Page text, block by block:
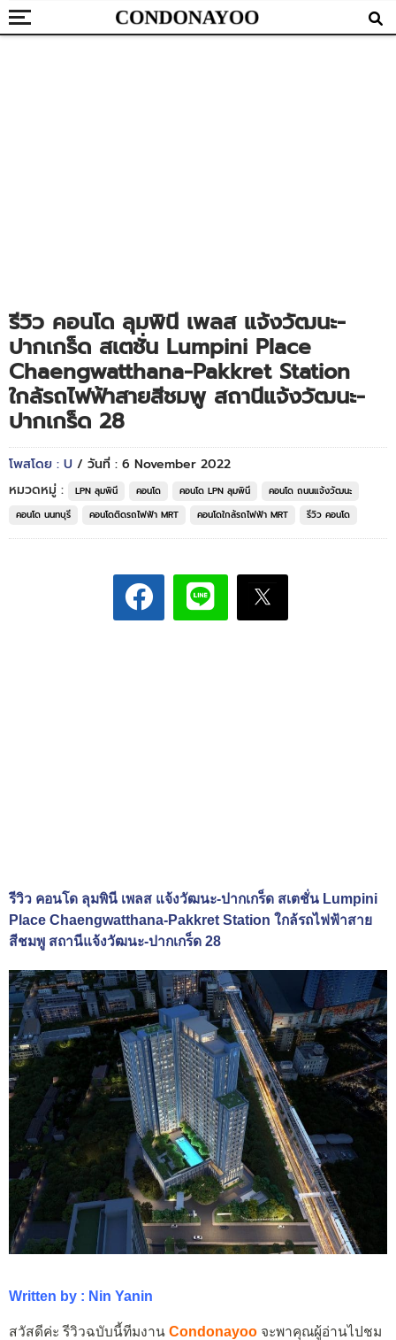
รีวิว คอนโด ลุมพินี เพลส แจ้งวัฒนะ-
ปากเกร็ด สเตชั่น Lumpini Place
Chaengwatthana-Pakkret Station
ใกล้รถไฟฟ้าสายสีชมพู สถานีแจ้งวัฒนะ-
ปากเกร็ด 28
โพสโดย : U / วันที่ : 6 November 2022
หมวดหมู่ :
LPN ลุมพินี คอนโด คอนโด LPN ลุมพินี
คอนโด ถนนแจ้งวัฒนะ
คอนโด นนทบุรี
คอนโดติดรถไฟฟ้า MRT คอนโดใกล้รถไฟฟ้า MRT รีวิว คอนโด
รีวิว คอนโด ลุมพินี เพลส แจ้งวัฒนะ-ปากเกร็ด สเตชั่น Lumpini
Place Chaengwatthana-Pakkret Station ใกล้รถไฟฟ้าสาย
สีชมพู สถานีแจ้งวัฒนะ-ปากเกร็ด 28
Written by : Nin Yanin
สวัสดีค่ะ รีวิวฉบับนี้ทีมงาน Condonayoo จะพาคุณผู้อ่านไปชม